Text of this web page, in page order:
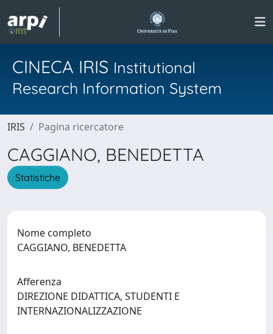
CINECA IRIS Institutional
Research Information System
IRIS Pagina ricercatore
CAGGIANO, BENEDETTA
Statistiche
Nome completo
CAGGIANO, BENEDETTA
Afferenza
DIREZIONE DIDATTICA, STUDENTI E
INTERNAZIONALIZZAZIONE